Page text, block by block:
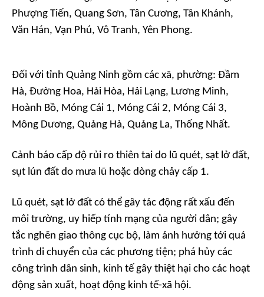
Phượng Tiến, Quang Sơn, Tân Cương, Tân Khánh,
Văn Hán, Vạn Phú, Vô Tranh, Yên Phong.
Đối với tỉnh Quảng Ninh gồm các xã, phường: Đầm
Hà, Đường Hoa, Hải Hòa, Hải Lạng, Lương Minh,
Hoành Bồ, Móng Cái 1, Móng Cái 2, Móng Cái 3,
Mông Dương, Quảng Hà, Quảng La, Thống Nhất.
Cảnh báo cấp độ rủi ro thiên tai do lũ quét, sạt lở đất,
sụt lún đất do mưa lũ hoặc dòng chảy cấp 1.
Lũ quét, sạt lở đất có thể gây tác động rất xấu đến
môi trường, uy hiếp tính mạng của người dân; gây
tắc nghẽn giao thông cục bộ, làm ảnh hưởng tới quá
trình di chuyển của các phương tiện; phá hủy các
công trình dân sinh, kinh tế gây thiệt hại cho các hoạt
động sản xuất, hoạt động kinh tế-xã hội.